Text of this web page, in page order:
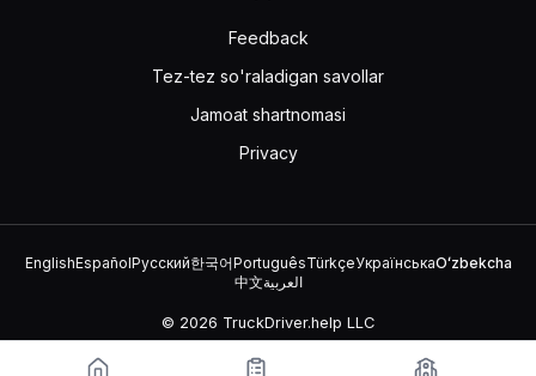
Feedback
Tez-tez so'raladigan savollar
Jamoat shartnomasi
Privacy
EnglishEspañolРусский한국어PortuguêsTürkçeУкраїнськаOʻzbekcha
中文العربية
© 2026 TruckDriver.help LLC
Platforma kompaniyaga tegishli va davlat tashkilotlari bilan aloqasi